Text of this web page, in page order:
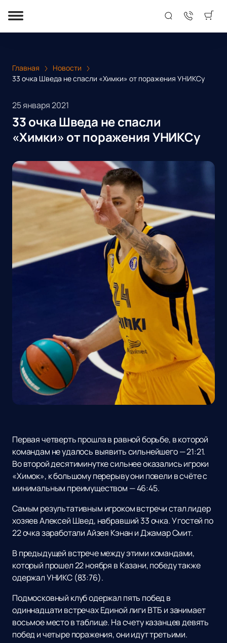
Главная
Новости
33 очка Шведа не спасли «Химки» от поражения УНИКСу
25 января 2021
33 очка Шведа не спасли
«Химки» от поражения УНИКСу
Первая четверть прошла в равной борьбе, в которой
командам не удалось выявить сильнейшего — 21:21.
Во второй десятиминутке сильнее оказались игроки
«Химок», к большому перерыву они повели в счёте с
минимальным преимуществом — 46:45.
Самым результативным игроком встречи стал лидер
хозяев Алексей Швед, набравший 33 очка. У гостей по
22 очка заработали Айзея Кэнан и Джамар Смит.
В предыдущей встрече между этими командами,
который прошел 22 ноября в Казани, победу также
одержал УНИКС (83:76).
Подмосковный клуб одержал пять побед в
одиннадцати встречах Единой лиги ВТБ и занимает
восьмое место в таблице. На счету казанцев девять
побед и четыре поражения, они идут третьими.